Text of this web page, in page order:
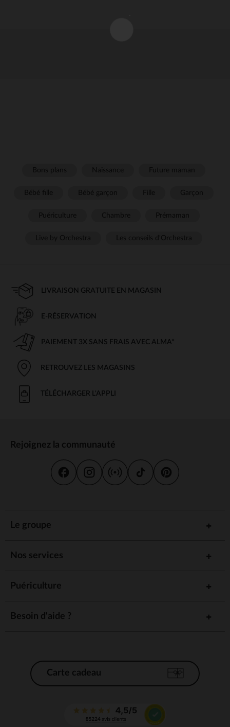
LIVRAISON GRATUITE EN MAGASIN
E-RÉSERVATION
PAIEMENT 3X SANS FRAIS AVEC ALMA*
RETROUVEZ LES MAGASINS
TÉLÉCHARGER L'APPLI
Rejoignez la communauté
Le groupe
Nos services
Puériculture
Besoin d'aide ?
Carte cadeau